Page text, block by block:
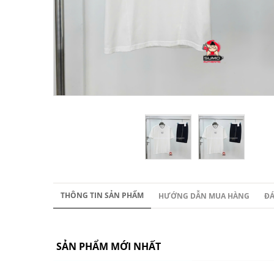
THÔNG TIN SẢN PHẨM HƯỚNG DẪN MUA HÀNG
SẢN PHẨM MỚI NHẤT